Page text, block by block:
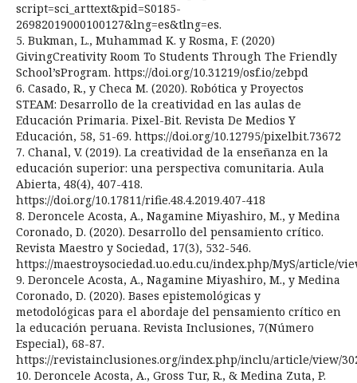
script=sci_arttext&pid=S0185-
26982019000100127&lng=es&tlng=es.
5. Bukman, L., Muhammad K. y Rosma, F. (2020)
GivingCreativity Room To Students Through The Friendly
School’sProgram. https://doi.org/10.31219/osf.io/zebpd
6. Casado, R., y Checa M. (2020). Robótica y Proyectos
STEAM: Desarrollo de la creatividad en las aulas de
Educación Primaria. Pixel-Bit. Revista De Medios Y
Educación, 58, 51-69. https://doi.org/10.12795/pixelbit.73672
7. Chanal, V. (2019). La creatividad de la enseñanza en la
educación superior: una perspectiva comunitaria. Aula
Abierta, 48(4), 407-418.
https://doi.org/10.17811/rifie.48.4.2019.407-418
8. Deroncele Acosta, A., Nagamine Miyashiro, M., y Medina
Coronado, D. (2020). Desarrollo del pensamiento crítico.
Revista Maestro y Sociedad, 17(3), 532-546.
https://maestroysociedad.uo.edu.cu/index.php/MyS/article/
9. Deroncele Acosta, A., Nagamine Miyashiro, M., y Medina
Coronado, D. (2020). Bases epistemológicas y
metodológicas para el abordaje del pensamiento crítico en
la educación peruana. Revista Inclusiones, 7(Número
Especial), 68-87.
https://revistainclusiones.org/index.php/inclu/article/view/
10. Deroncele Acosta, A., Gross Tur, R., & Medina Zuta, P.